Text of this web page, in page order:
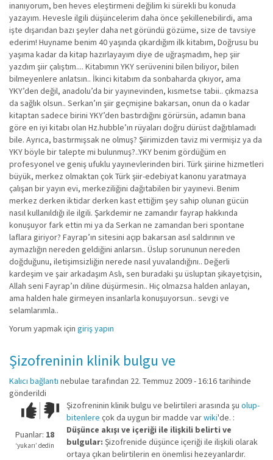
inanıyorum, ben heves eleştirmeni değilim ki sürekli bu konuda
yazayım. Hevesle ilgili düşüncelerim daha önce şekillenebilirdi, ama
işte dışarıdan bazı şeyler daha net göründü gözüme, size de tavsiye
ederim! Huyname benim 40 yaşında çıkardığım ilk kitabım, Doğrusu bu
yaşıma kadar da kitap hazırlayayım diye de uğraşmadım, hep şiir
yazdım şiir çalıştım.... Kitabımın YKY serüvenini bilen biliyor, bilen
bilmeyenlere anlatsın.. İkinci kitabım da sonbaharda çıkıyor, ama
YKY’den değil, anadolu’da bir yayınevinden, kısmetse tabii.. çıkmazsa
da sağlık olsun.. Serkan’ın şiir geçmişine bakarsan, onun da o kadar
kitaptan sadece birini YKY’den bastırdığını görürsün, adamın bana
göre en iyi kitabı olan Hz.hubble’ın rüyaları doğru dürüst dağıtılamadı
bile. Ayrıca, bastırmışsak ne olmuş? Şiirimizden taviz mi vermişiz ya da
YKY böyle bir talepte mi bulunmuş?..YKY benim gördüğüm en
profesyonel ve geniş ufuklu yayınevlerinden biri. Türk şiirine hizmetleri
büyük, merkez olmaktan çok Türk şiir-edebiyat kanonu yaratmaya
çalışan bir yayın evi, merkeziliğini dağıtabilen bir yayınevi. Benim
merkez derken iktidar derken kast ettiğim şey sahip olunan gücün
nasıl kullanıldığı ile ilgili. Şarkdemir ne zamandır fayrap hakkında
konuşuyor fark ettin mi ya da Serkan ne zamandan beri spontane
laflara giriyor? Fayrap’ın sitesini açıp bakarsan asıl saldırının ve
aymazlığın nereden geldiğini anlarsın.. Üslup sorununun nereden
doğduğunu, iletişimsizliğin nerede nasıl yuvalandığını.. Değerli
kardeşim ve şair arkadaşım Aslı, sen buradaki şu üsluptan şikayetçisin,
Allah seni Fayrap’ın diline düşürmesin.. Hiç olmazsa halden anlayan,
ama halden hale girmeyen insanlarla konuşuyorsun.. sevgi ve
selamlarımla..
Yorum yapmak için giriş yapın
Şizofreninin klinik bulgu ve
Kalıcı bağlantı nebulae tarafından 22. Temmuz 2009 - 16:16 tarihinde
gönderildi
Çok iyi!O
kadar
iyi
değil!
Puanlar: 18
‘yukarı’ dedin
Şizofreninin klinik bulgu ve belirtileri arasında şu olup-
bitenlere çok da uygun bir madde varwiki'de. :
Düşünce akışı ve içeriği ile ilişkili belirti ve
bulgular: Şizofrenide düşünce içeriği ile ilişkili olarak
ortaya çıkan belirtilerin en önemlisi hezeyanlardır.